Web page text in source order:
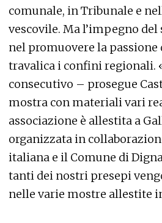
comunale, in Tribunale e
vescovile. Ma l’impegno
nel promuovere la passione
travalica i confini regionali.
consecutivo – prosegue
mostra con materiali vari
associazione è allestita a
organizzata in
italiana e il Comune di
tanti dei nostri presepi
nelle varie mostre allestite